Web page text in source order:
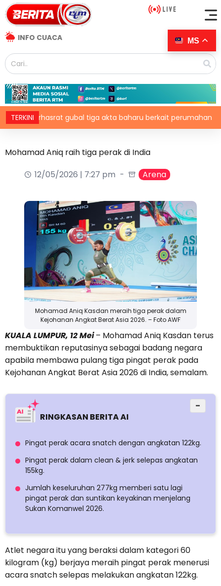
INFO CUACA
TERKINI gubal tiga akta baharu berkait perumahan
Mohamad Aniq raih tiga perak di India
12/05/2026 | 7:27 pm
Arena
Mohamad Aniq Kasdan meraih tiga perak dalam
Kejohanan Angkat Berat Asia 2026. – Foto AWF
KUALA LUMPUR, 12 Mei– Mohamad Aniq Kasdan terus
membuktikan reputasinya sebagai badang negara
apabila membawa pulang tiga pingat perak pada
Kejohanan Angkat Berat Asia 2026 di India, semalam.
RINGKASAN BERITA AI
−
Pingat perak acara snatch dengan angkatan 122kg.
Pingat perak dalam clean & jerk selepas angkatan
155kg.
Jumlah keseluruhan 277kg memberi satu lagi
pingat perak dan suntikan keyakinan menjelang
Sukan Komanwel 2026.
Atlet negara itu yang beraksi dalam kategori 60
kilogram (kg) berjaya meraih pingat perak menerusi
acara snatch selepas melakukan angkatan 122kg.
MS